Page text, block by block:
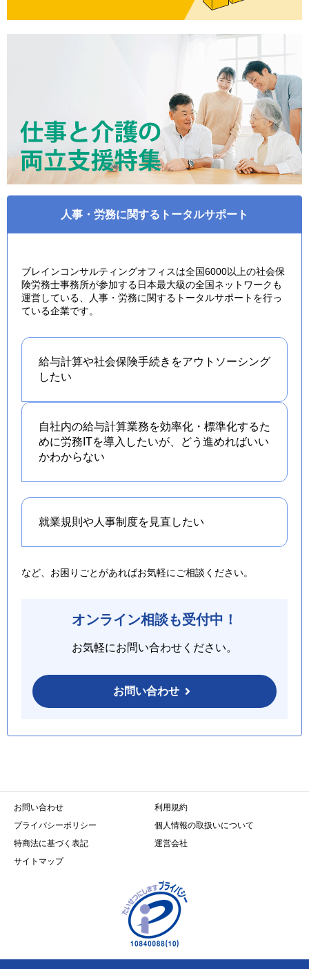
人事・労務に関するトータルサポート
ブレインコンサルティングオフィスは全国6000以上の社会保
険労務士事務所が参加する日本最大級の全国ネットワークも
運営している、人事・労務に関するトータルサポートを行っ
ている企業です。
給与計算や社会保険手続きをアウトソーシング
したい
自社内の給与計算業務を効率化・標準化するた
めに労務ITを導入したいが、どう進めればいい
かわからない
就業規則や人事制度を 見直したい
など、お困りごとがあればお気軽にご相談ください。
オンライン相談も受付中！
お気軽にお問い合わせください。
お問い合わせ
お問い合わせ
利用規約
プライバシーポリシー
個人情報の取扱いについて
特商法に基づく表記
運営会社
サイトマップ